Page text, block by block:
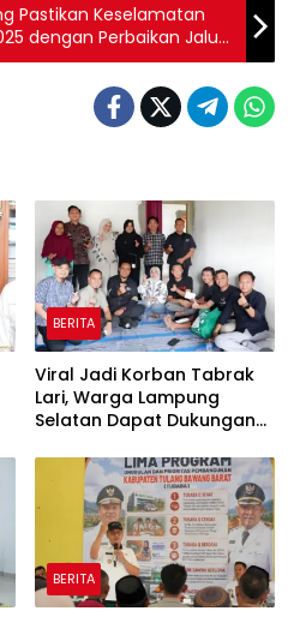
Pastikan Keselamatan
dengan Perbaikan Jalur
Liar
BERITA
Viral Jadi Korban Tabrak
Lari, Warga Lampung
Selatan Dapat Dukungan
Influencer
BERITA